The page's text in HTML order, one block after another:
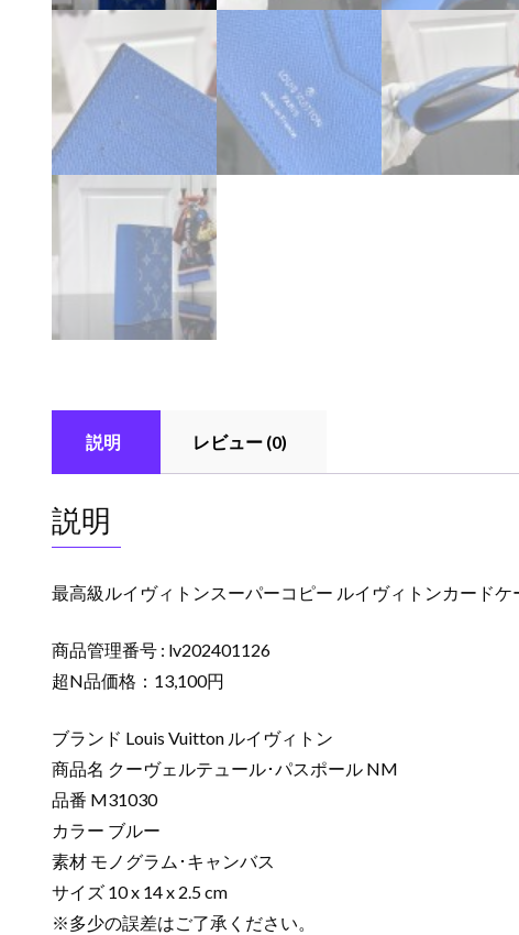
説明 レビュー (0)
説明
最高級ルイヴィトンスーパーコピー ルイヴィトンカード
商品管理番号 : lv202401126
超N品価格：13,100円
ブランド Louis Vuitton ルイヴィトン
商品名 クーヴェルテュール･パスポール NM
品番 M31030
カラー ブルー
素材 モノグラム･キャンバス
サイズ 10 x 14 x 2.5 cm
※多少の誤差はご了承ください。